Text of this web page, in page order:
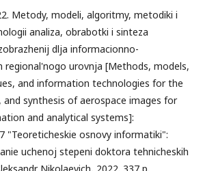
Metody, modeli, algoritmy, metodiki i
analiza, obrabotki i sinteza
dlja informacionno-
regional'nogo urovnja [Methods, models,
and information technologies for the
and synthesis of aerospace images for
and analytical systems]:
"Teoreticheskie osnovy informatiki":
uchenoj stepeni doktora tehnicheskih